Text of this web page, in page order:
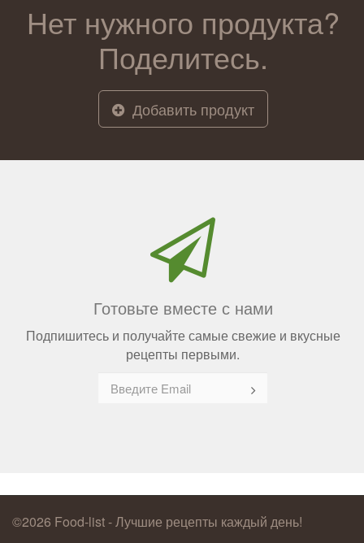
Нет нужного продукта?
Поделитесь.
Добавить продукт
Готовьте вместе с нами
Подпишитесь и получайте самые свежие и вкусные
рецепты первыми.
©2026 Food-list - Лучшие рецепты каждый день!